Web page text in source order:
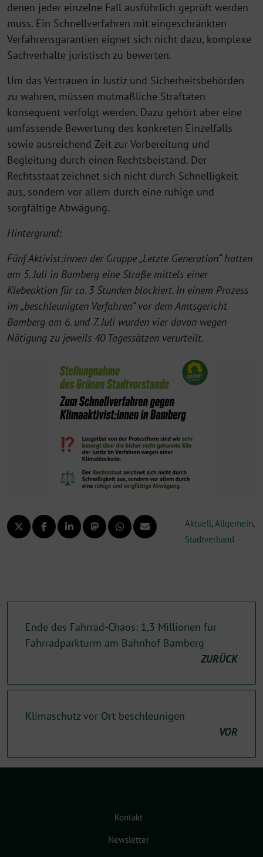
denen jeder einzelne Fall ausführlich geprüft werden
muss. Ein Schnellverfahren mit eingeschränkten
Verfahrensgarantien eignet sich nicht dazu, komplexe
Sachverhalte juristisch zu bewerten.
Um das Vertrauen in Justiz und Sicherheitsbehörden
zu wahren, müssen mutmaßliche Straftaten
konsequent verfolgt werden. Dazu gehört aber eine
umfassende Bewertung des konkreten Einzelfalls
sowie ausreichend Zeit zur Vorbereitung und
Begleitung durch einen Rechtsbeistand. Der
Rechtsstaat zeichnet sich nicht durch Schnelligkeit
aus, sondern vor allem durch eine ruhige und
sorgfältige Abwägung.
Hintergrund:
Fünf Aktivist:innen der Gruppe „Letzte Generation“ hatten
am 5. Juli in Bamberg eine Straße mittels einer
Klebeaktion für ca. 3 Stunden blockiert. In einem Prozess
im „beschleunigten Verfahren“ vor dem Amtsgericht
Bamberg am 6. und 7. Juli wurden vier davon wegen
Nötigung zu jeweils 40 Tagessätzen verurteilt.
Aktuell,Allgemein,
Stadtverband
Ende des Fahrrad-Chaos: 1,3 Millionen für
Fahrradparkturm am Bahnhof Bamberg
ZURÜCK
Klimaschutz vor Ort beschleunigen
VOR
Kontakt
Newsletter